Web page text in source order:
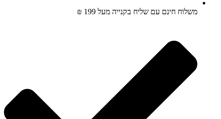
משלוח חינם עם שליח בקנייה מעל 199 ₪